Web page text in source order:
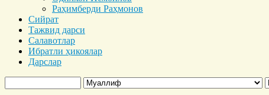
Раҳимберди Раҳмонов
Сийрат
Тажвид дарси
Салавотлар
Ибратли ҳикоялар
Дарслар